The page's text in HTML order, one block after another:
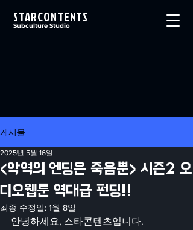
STARCONTENTS
Subculture Studio
게시물
<악역의 엔딩은 죽음뿐> 시즌2 오
디오웹툰 역대급 펀딩!!
2025년 5월 16일
최종 수정일: 1월 8일
안녕하세요, 스타콘텐츠입니다.